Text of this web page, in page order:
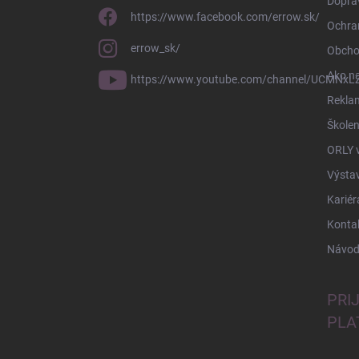
https://www.facebook.com/errow.sk/
errow_sk/
https://www.youtube.com/channel/
Ako
ORLY